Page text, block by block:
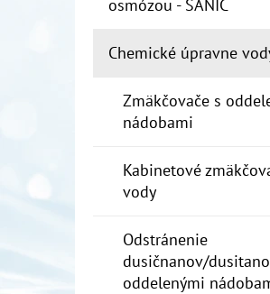
osmózou - SANIC
Chemické úpravne
Zmäkčovače s
nádobami
Kabinetové
vody
Odstránenie
dusičnanov/
oddelenými